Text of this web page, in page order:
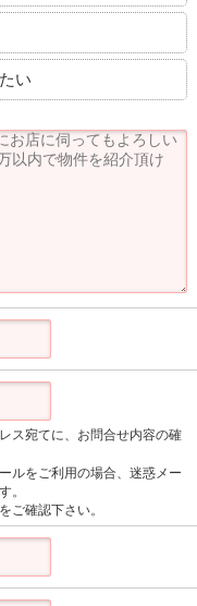
い
ス宛てに、お問合せ内容の確
ルをご利用の場合、迷惑メー
。
ご確認下さい。